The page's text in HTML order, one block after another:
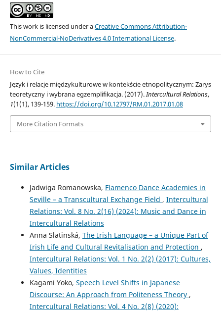
This work is licensed under aCreative Commons Attribution-
NonCommercial-NoDerivatives 4.0 International License.
How to Cite
Język i relacje międzykulturowe w kontekście etnopolitycznym: Zarys
teoretyczny i wybrana egzemplifikacja. (2017).Intercultural Relations,
1(1(1), 139-159. https://doi.org/10.12797/RM.01.2017.01.08
More Citation Formats
Similar Articles
Jadwiga Romanowska, Flamenco Dance Academies in
Seville – a Transcultural Exchange Field , Intercultural
Relations: Vol. 8 No. 2(16) (2024): Music and Dance in
Intercultural Relations
Anna Slatinská, The Irish Language – a Unique Part of
Irish Life and Cultural Revitalisation and Protection ,
Intercultural Relations: Vol. 1 No. 2(2) (2017): Cultures,
Values, Identities
Kagami Yoko, Speech Level Shifts in Japanese
Discourse: An Approach from Politeness Theory ,
Intercultural Relations: Vol. 4 No. 2(8) (2020):